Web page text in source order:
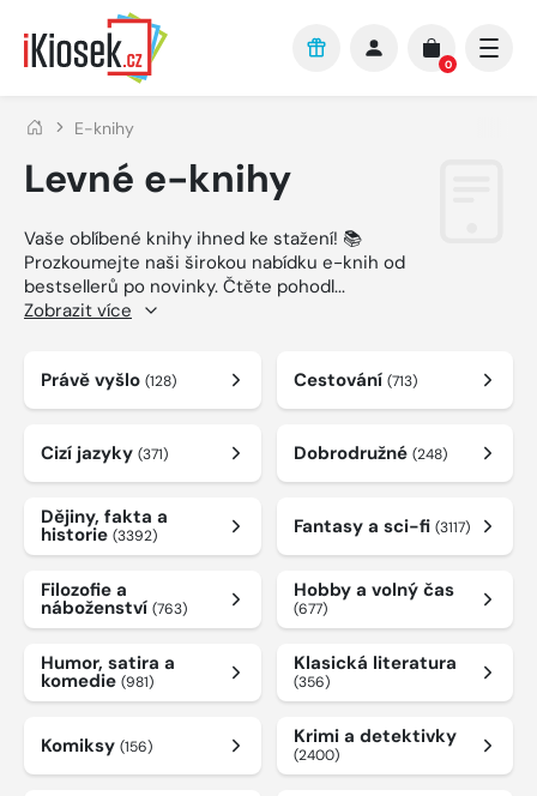
Přejít na hlavní obsah
0
E-knihy
Levné e-knihy
Vaše oblíbené knihy ihned ke stažení! 📚
Prozkoumejte naši širokou nabídku e-knih od
bestsellerů po novinky. Čtěte pohodl...
Zobrazit více
Právě vyšlo (128) Cestování (713)
Cizí jazyky (371) Dobrodružné (248)
Dějiny, fakta a
historie (3392) Fantasy a sci-fi (3117)
Filozofie a
náboženství (763)
Hobby a volný čas
(677)
Humor, satira a
komedie (981)
Klasická literatura
(356)
Komiksy (156) Krimi a detektivky
(2400)